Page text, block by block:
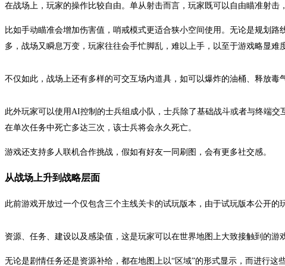
在战场上，玩家的操作比较自由。单从射击而言，玩家既可以自由瞄准射
比如手动瞄准会增加伤害值，哨戒模式更适合狭小空间使用。无论是规划
多，战场又瞬息万变，玩家往往会手忙脚乱，难以上手，以至于游戏略显难
不仅如此，战场上还有多样的可交互场内道具，如可以爆炸的油桶、释放
此外玩家可以使用AI控制的士兵组成小队，士兵除了基础战斗或者与终端
在单次任务中死亡多达三次，该士兵将会永久死亡。
游戏还支持多人联机合作挑战，假如有好友一同刷图，会有更多社交感。
从战场上升到战略层面
此前游戏开放过一个仅包含三个主线关卡的试玩版本，由于试玩版本公开
资源、任务、建设以及感染值，这是玩家可以在世界地图上大致接触到的游
无论是剧情任务还是资源补给，都在地图上以“区域”的形式显示，而进行